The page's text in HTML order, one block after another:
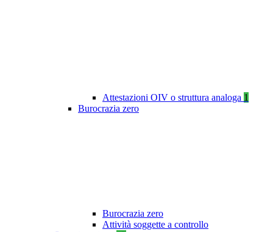
Attestazioni OIV o struttura analoga 1
Burocrazia zero
Burocrazia zero
Attività soggette a controllo